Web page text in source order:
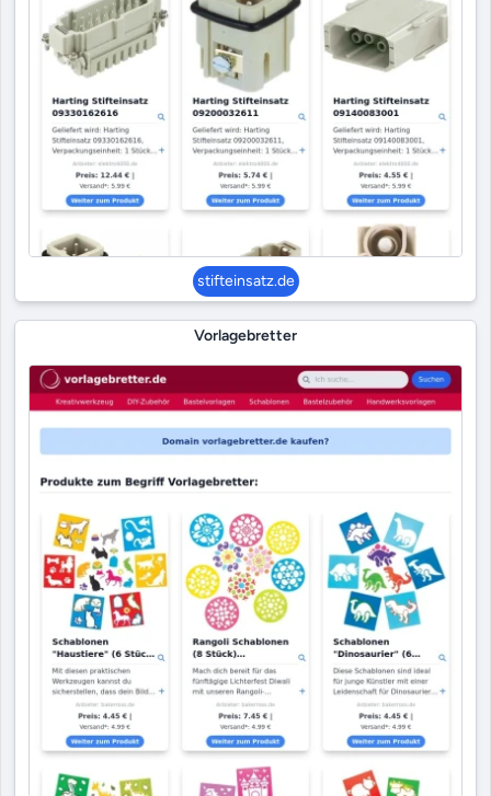
stifteinsatz.de
Vorlagebretter